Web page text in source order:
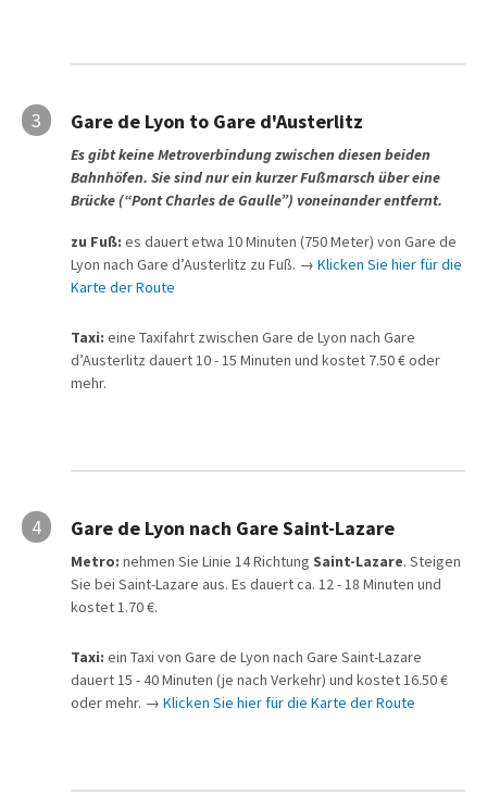
3 Gare de Lyon to Gare d'Austerlitz
Es gibt keine Metroverbindung zwischen diesen beiden
Bahnhöfen. Sie sind nur ein kurzer Fußmarsch über eine
Brücke(“Pont Charles de Gaulle”) voneinander entfernt.
zu Fuß: es dauert etwa 10 Minuten (750 Meter) von Gare de
Lyon nach Gare d’Austerlitz zu Fuß. → Klicken Sie hier für die
Karte der Route
Taxi: eine Taxifahrt zwischen Gare de Lyon nach Gare
d’Austerlitz dauert 10 - 15 Minuten und kostet 7.50 € oder
mehr.
4 Gare de Lyon nach Gare Saint-Lazare
Metro: nehmen Sie Linie 14 Richtung Saint-Lazare. Steigen
Sie bei Saint-Lazare aus. Es dauert ca. 12 - 18 Minuten und
kostet 1.70 €.
Taxi: ein Taxi von Gare de Lyon nach Gare Saint-Lazare
dauert 15 - 40 Minuten (je nach Verkehr) und kostet 16.50 €
oder mehr. → Klicken Sie hier für die Karte der Route